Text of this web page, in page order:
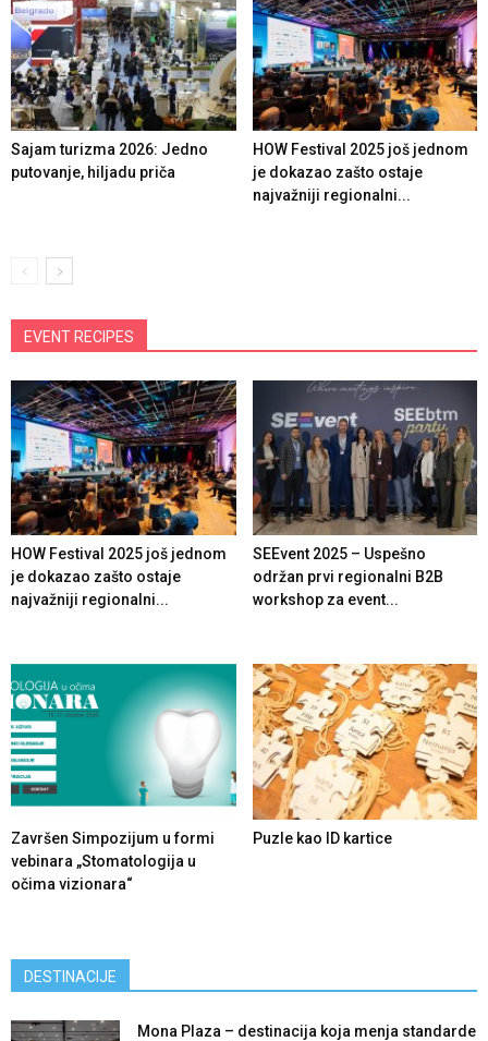
Sajam turizma 2026: Jedno
putovanje, hiljadu priča
HOW Festival 2025 još jednom
je dokazao zašto ostaje
najvažniji regionalni...
EVENT RECIPES
HOW Festival 2025 još jednom
je dokazao zašto ostaje
najvažniji regionalni...
SEEvent 2025 – Uspešno
održan prvi regionalni B2B
workshop za event...
Završen Simpozijum u formi
vebinara „Stomatologija u
očima vizionara“
Puzle kao ID kartice
DESTINACIJE
Mona Plaza – destinacija koja menja standarde